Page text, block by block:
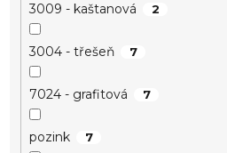
3009 - kaštanová 2
3004 - třešeň 7
7024 - grafitová 7
pozink 7